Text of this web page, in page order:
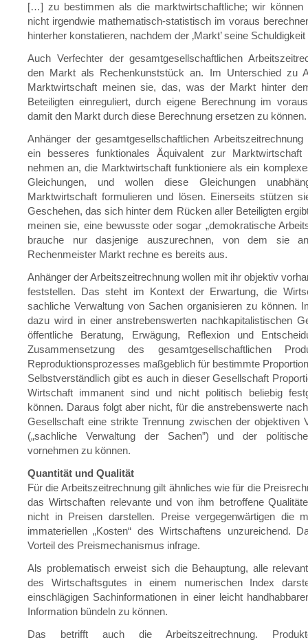
[…] zu bestimmen als die marktwirtschaftliche; wir können
nicht irgendwie mathematisch-statistisch im voraus
hinterher konstatieren, nachdem der ‚Markt’ seine Schuldigkeit
Auch Verfechter der gesamtgesellschaftlichen
den Markt als Rechenkunststück an. Im Unterschied zu
Marktwirtschaft meinen sie, das, was der Markt hinter
Beteiligten einreguliert, durch eigene Berechnung im
damit den Markt durch diese Berechnung ersetzen zu können.
Anhänger der gesamtgesellschaftlichen
ein besseres funktionales Äquivalent zur Marktwirtschaft
nehmen an, die Marktwirtschaft funktioniere als ein
Gleichungen, und wollen diese Gleichungen
Marktwirtschaft formulieren und lösen. Einerseits stützen
Geschehen, das sich hinter dem Rücken aller Beteiligten
meinen sie, eine bewusste oder sogar „demokratische
brauche nur dasjenige auszurechnen, von dem sie
Rechenmeister Markt rechne es bereits aus.
Anhänger der Arbeitszeitrechnung wollen mit ihr objektiv
feststellen. Das steht im Kontext der Erwartung, die
sachliche Verwaltung von Sachen organisieren zu können.
dazu wird in einer anstrebenswerten nachkapitalistischen
öffentliche Beratung, Erwägung, Reflexion und
Zusammensetzung des gesamtgesellschaftlichen
Reproduktionsprozesses maßgeblich für bestimmte
Selbstverständlich gibt es auch in dieser Gesellschaft
Wirtschaft immanent sind und nicht politisch beliebig
können. Daraus folgt aber nicht, für die anstrebenswerte
Gesellschaft eine strikte Trennung zwischen der objektiven
(„sachliche Verwaltung der Sachen”) und der
vornehmen zu können.
Quantität und Qualität
Für die Arbeitszeitrechnung gilt ähnliches wie für die
das Wirtschaften relevante und von ihm betroffene
nicht in Preisen darstellen. Preise vergegenwärtigen die
immateriellen „Kosten“ des Wirtschaftens unzureichend.
Vorteil des Preismechanismus infrage.
Als problematisch erweist sich die Behauptung, alle
des Wirtschaftsgutes in einem numerischen Index
einschlägigen Sachinformationen in einer leicht
Information bündeln zu können.
Das betrifft auch die Arbeitszeitrechnung.